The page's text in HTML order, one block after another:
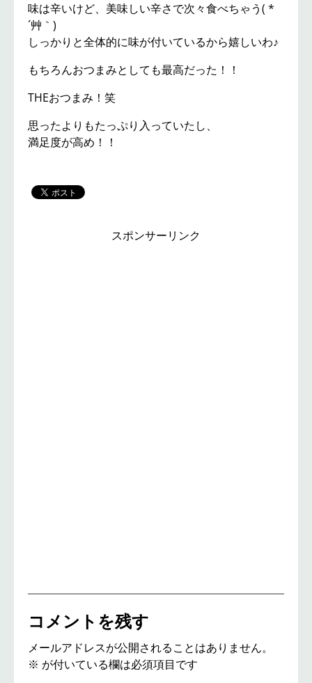
味は辛いけど、美味しい辛さで次々食べちゃう( *
´艸｀)
しっかりと全体的に味が付いているから嬉しいわ♪
もちろんおつまみとしても最高だった！！
THEおつまみ！笑
思ったよりもたっぷり入っていたし、
満足度が高め！！
スポンサーリンク
コメントを残す
メールアドレスが公開されることはありません。
※ が付いている欄は必須項目です